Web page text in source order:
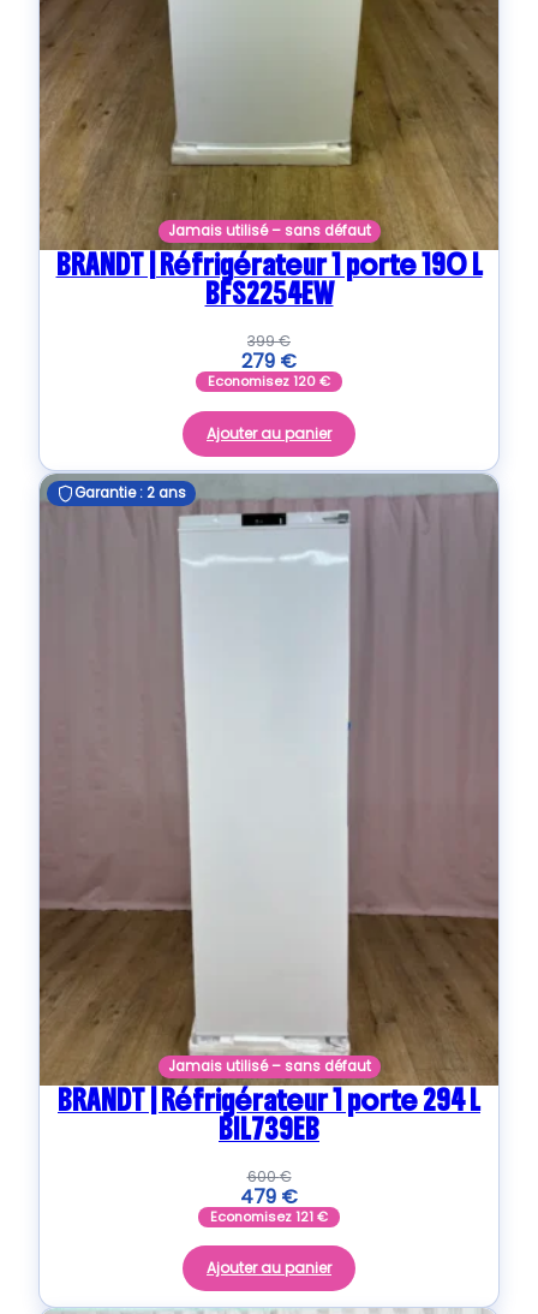
Jamais utilisé – sans défaut
BRANDT | Réfrigérateur 1 porte 190 L
BFS2254EW
399€
279 €
Economisez120€
Ajouter au panier
Garantie : 2 ans
Jamais utilisé – sans défaut
BRANDT | Réfrigérateur 1 porte 294 L
BIL739EB
600€
479 €
Economisez121€
Ajouter au panier